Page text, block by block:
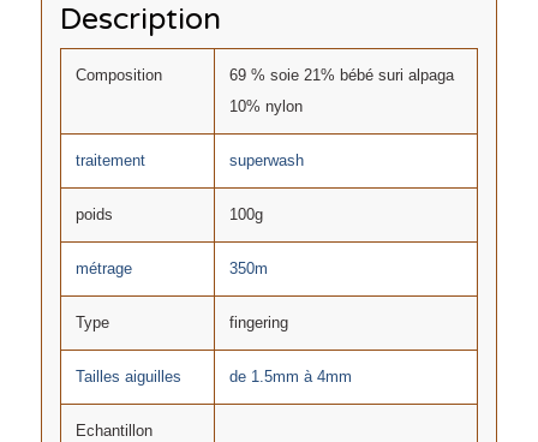
Description
Composition
69 % soie 21% bébé suri alpaga
10% nylon
traitement superwash
poids 100g
métrage 350m
Type fingering
Tailles aiguilles de 1.5mm à 4mm
Echantillon